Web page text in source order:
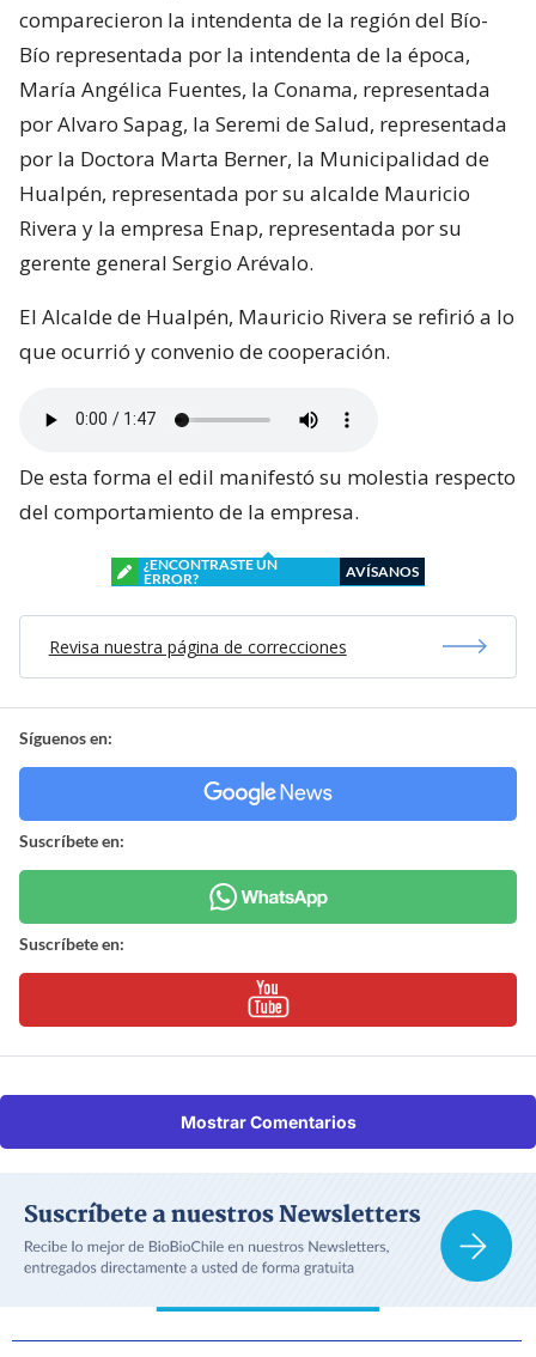
comparecieron la intendenta de la región del Bío-
Bío representada por la intendenta de la época,
María Angélica Fuentes, la Conama, representada
por Alvaro Sapag, la Seremi de Salud, representada
por la Doctora Marta Berner, la Municipalidad de
Hualpén, representada por su alcalde Mauricio
Rivera y la empresa Enap, representada por su
gerente general Sergio Arévalo.
El Alcalde de Hualpén, Mauricio Rivera se refirió a lo
que ocurrió y convenio de cooperación.
De esta forma el edil manifestó su molestia respecto
del comportamiento de la empresa.
¿ENCONTRASTE UN
ERROR?
AVÍSANOS
Revisa nuestra página de correcciones
Síguenos en:
Suscríbete en:
Suscríbete en:
Mostrar Comentarios